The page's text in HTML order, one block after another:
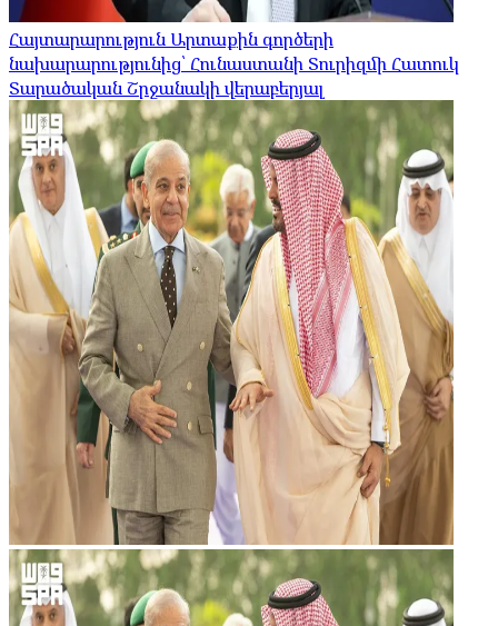
Հայտարարություն Արտաքին գործերի
նախարարությունից՝ Հունաստանի Տուրիզմի Հատուկ
Տարածական Շրջանակի վերաբերյալ